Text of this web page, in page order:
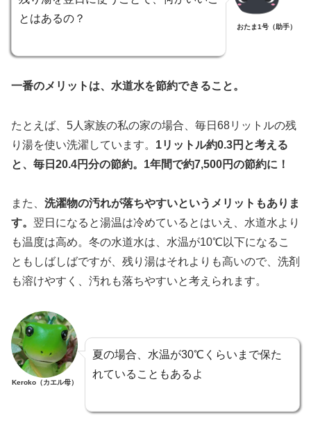
とはあるの？
おたま1号（助手）
一番のメリットは、水道水を節約できること。
たとえば、5人家族の私の家の場合、毎日68リットルの残
り湯を使い洗濯しています。 1リットル約0.3円と考える
と、毎日20.4円分の節約。1年間で約7,500円の節約に！
また、 洗濯物の汚れが落ちやすいというメリットもありま
す。 翌日になると湯温は冷めているとはいえ、水道水より
も温度は高め。冬の水道水は、水温が10℃以下になるこ
ともしばしばですが、残り湯はそれよりも高いので、洗剤
も溶けやすく、汚れも落ちやすいと考えられます。
Keroko（カエル母）
夏の場合、水温が30℃くらいまで保た
れていることもあるよ